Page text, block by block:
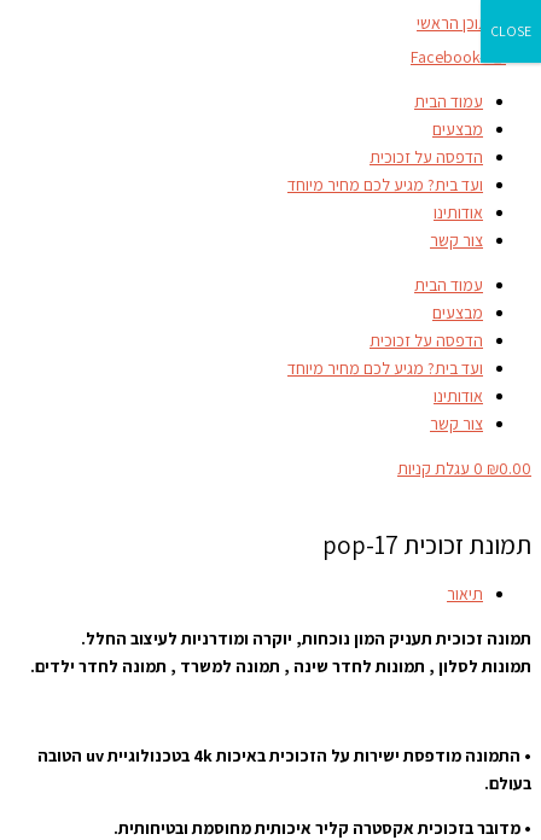
דילוג לתוכן הראשי
Facebook-f
עמוד הבית
מבצעים
הדפסה על זכוכית
ועד בית? מגיע לכם מחיר מיוחד
אודותינו
צור קשר
עמוד הבית
מבצעים
הדפסה על זכוכית
ועד בית? מגיע לכם מחיר מיוחד
אודותינו
צור קשר
₪0.00
0 עגלת קניות
תמונת זכוכית pop-17
תיאור
תמונה זכוכית תעניק המון נוכחות, יוקרה ומודרניות לעיצוב החלל.
תמונות לסלון , תמונות לחדר שינה , תמונה למשרד , תמונה לחדר ילדים.
• התמונה מודפסת ישירות על הזכוכית באיכות 4k בטכנולוגיית uv הטובה
בעולם.
• מדובר בזכוכית אקסטרה קליר איכותית מחוסמת ובטיחותית.
CLOSE